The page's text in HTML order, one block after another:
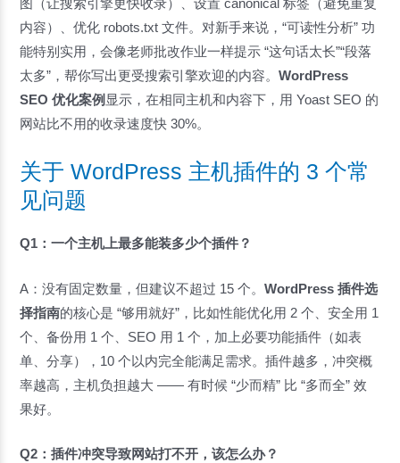
图（让搜索引擎更快收录）、设置 canonical 标签（避免重复
内容）、优化 robots.txt 文件。对新手来说，“可读性分析” 功
能特别实用，会像老师批改作业一样提示 “这句话太长”“段落
太多”，帮你写出更受搜索引擎欢迎的内容。WordPress
SEO 优化案例 显示，在相同主机和内容下，用 Yoast SEO 的
网站比不用的收录速度快 30%。
关于 WordPress 主机插件的 3 个常
见问题
Q1：一个主机上最多能装多少个插件？
A：没有固定数量，但建议不超过 15 个。WordPress 插件选
择指南的核心是 “够用就好”，比如性能优化用 2 个、安全用 1
个、备份用 1 个、SEO 用 1 个，加上必要功能插件（如表
单、分享），10 个以内完全能满足需求。插件越多，冲突概
率越高，主机负担越大 —— 有时候 “少而精” 比 “多而全” 效
果好。
Q2：插件冲突导致网站打不开，该怎么办？